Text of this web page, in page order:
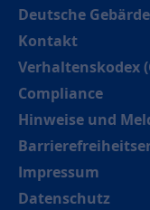
Deutsche
Kontakt
Verhaltenskodex
Compliance
Hinweise und
Impressum
Datenschutz